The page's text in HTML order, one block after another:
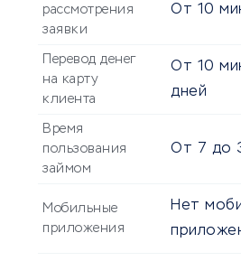
рассмотрения
заявки
От 10
Перевод денег
на карту
клиента
От 10
дней
Время
пользования
займом
От 7 до
Мобильные
приложения
Нет